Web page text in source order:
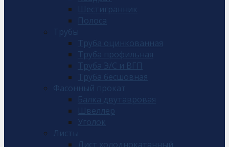
Шестигранник
Полоса
Трубы
Труба оцинкованная
Труба профильная
Труба Э/С и ВГП
Труба бесшовная
Фасонный прокат
Балка двутавровая
Швеллер
Уголок
Листы
Лист холоднокатанный